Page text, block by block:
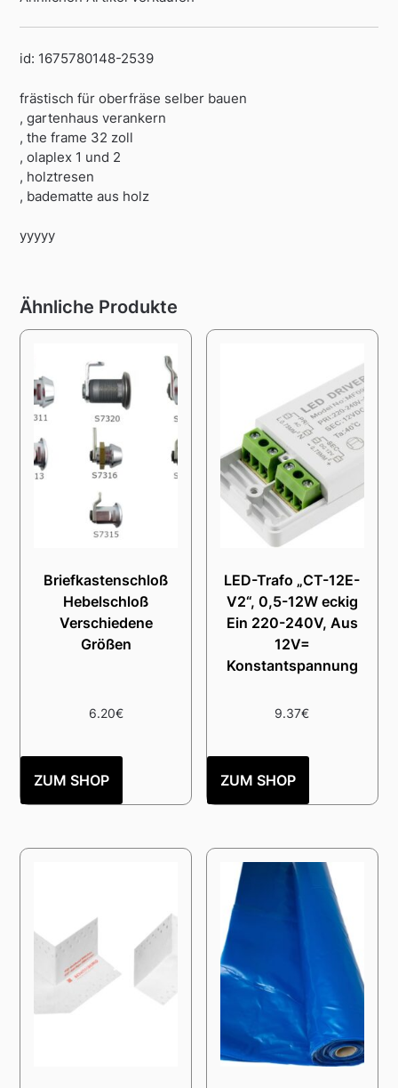
id: 1675780148-2539
frästisch für oberfräse selber bauen
, gartenhaus verankern
, the frame 32 zoll
, olaplex 1 und 2
, holztresen
, badematte aus holz
yyyyy
Ähnliche Produkte
Briefkastenschloß
Hebelschloß
Verschiedene
Größen
6.20€
ZUM SHOP
LED-Trafo „CT-12E-
V2“, 0,5-12W eckig
Ein 220-240V, Aus
12V=
Konstantspannung
9.37€
ZUM SHOP